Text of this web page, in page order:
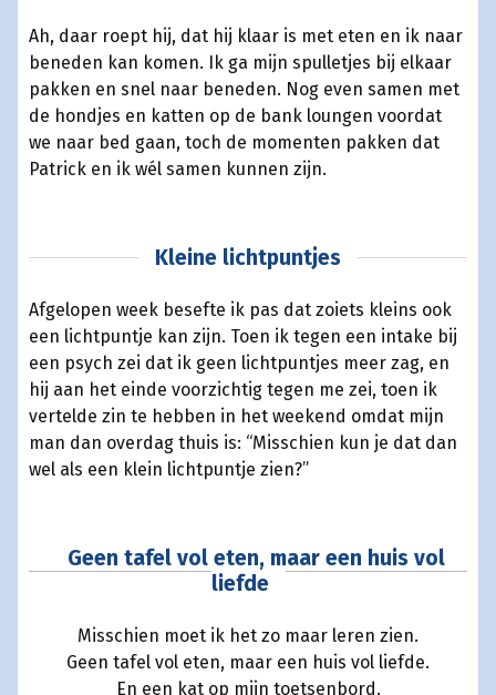
Ah, daar roept hij, dat hij klaar is met eten en ik naar
beneden kan komen. Ik ga mijn spulletjes bij elkaar
pakken en snel naar beneden. Nog even samen met
de hondjes en katten op de bank loungen voordat
we naar bed gaan, toch de momenten pakken dat
Patrick en ik wél samen kunnen zijn.
Kleine lichtpuntjes
Afgelopen week besefte ik pas dat zoiets kleins ook
een lichtpuntje kan zijn. Toen ik tegen een intake bij
een psych zei dat ik geen lichtpuntjes meer zag, en
hij aan het einde voorzichtig tegen me zei, toen ik
vertelde zin te hebben in het weekend omdat mijn
man dan overdag thuis is: “Misschien kun je dat dan
wel als een klein lichtpuntje zien?”
Geen tafel vol eten, maar een huis vol
liefde
Misschien moet ik het zo maar leren zien.
Geen tafel vol eten, maar een huis vol liefde.
En een kat op mijn toetsenbord.